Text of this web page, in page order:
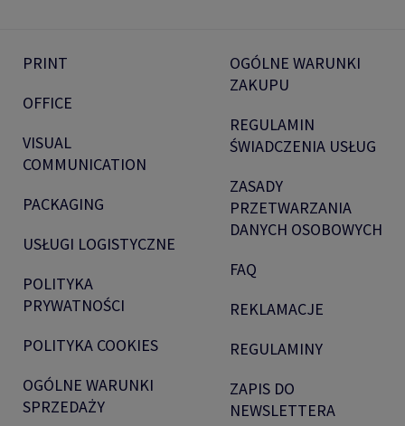
PRINT
OFFICE
VISUAL
COMMUNICATION
PACKAGING
USŁUGI LOGISTYCZNE
POLITYKA
PRYWATNOŚCI
POLITYKA COOKIES
OGÓLNE WARUNKI
SPRZEDAŻY
OGÓLNE WARUNKI
ZAKUPU
REGULAMIN
ŚWIADCZENIA USŁUG
ZASADY
PRZETWARZANIA
DANYCH OSOBOWYCH
FAQ
REKLAMACJE
REGULAMINY
ZAPIS DO
NEWSLETTERA